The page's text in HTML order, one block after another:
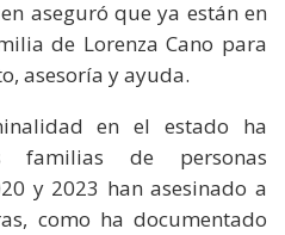
aseguró que ya están en
de Lorenza Cano para
asesoría y ayuda.
en el estado ha
familias de personas
y 2023 han asesinado a
como ha documentado